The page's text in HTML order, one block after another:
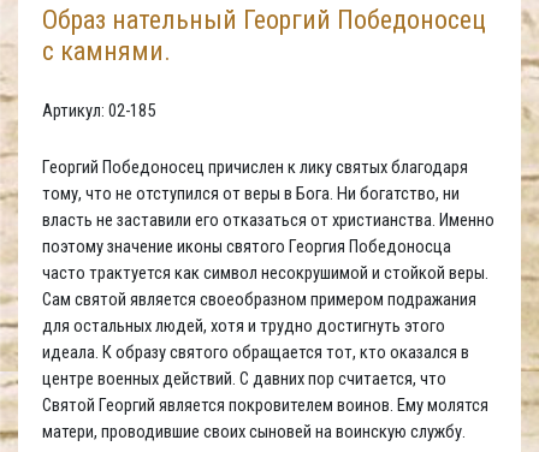
Образ нательный Георгий Победоносец
с камнями.
Артикул: 02-185
Георгий Победоносец причислен к лику святых благодаря
тому, что не отступился от веры в Бога. Ни богатство, ни
власть не заставили его отказаться от христианства. Именно
поэтому значение иконы святого Георгия Победоносца
часто трактуется как символ несокрушимой и стойкой веры.
Сам святой является своеобразном примером подражания
для остальных людей, хотя и трудно достигнуть этого
идеала. К образу святого обращается тот, кто оказался в
центре военных действий. С давних пор считается, что
Святой Георгий является покровителем воинов. Ему молятся
матери, проводившие своих сыновей на воинскую службу.